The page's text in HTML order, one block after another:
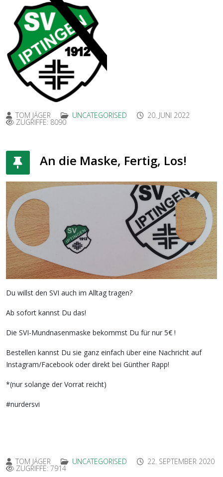
TOM JÄGER UNCATEGORISED 20. JUNI 2022
ZUGRIFFE: 8090
An die Maske, Fertig, Los!
Du willst den SVI auch im Alltag tragen?
Ab sofort kannst Du das!
Die SVI-Mundnasenmaske bekommst Du für nur 5€ !
Bestellen kannst Du sie ganz einfach über eine Nachricht auf
Instagram/Facebook oder direkt bei Günther Rapp!
*(nur solange der Vorrat reicht)
#nurdersvi
TOM JÄGER UNCATEGORISED 22. SEPTEMBER 2020
ZUGRIFFE: 7914